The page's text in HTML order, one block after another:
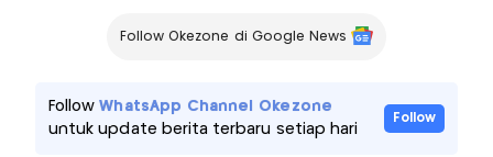
Follow Okezone di Google News
FollowWhatsApp Channel Okezone
untuk update berita terbaru setiap hari
Follow